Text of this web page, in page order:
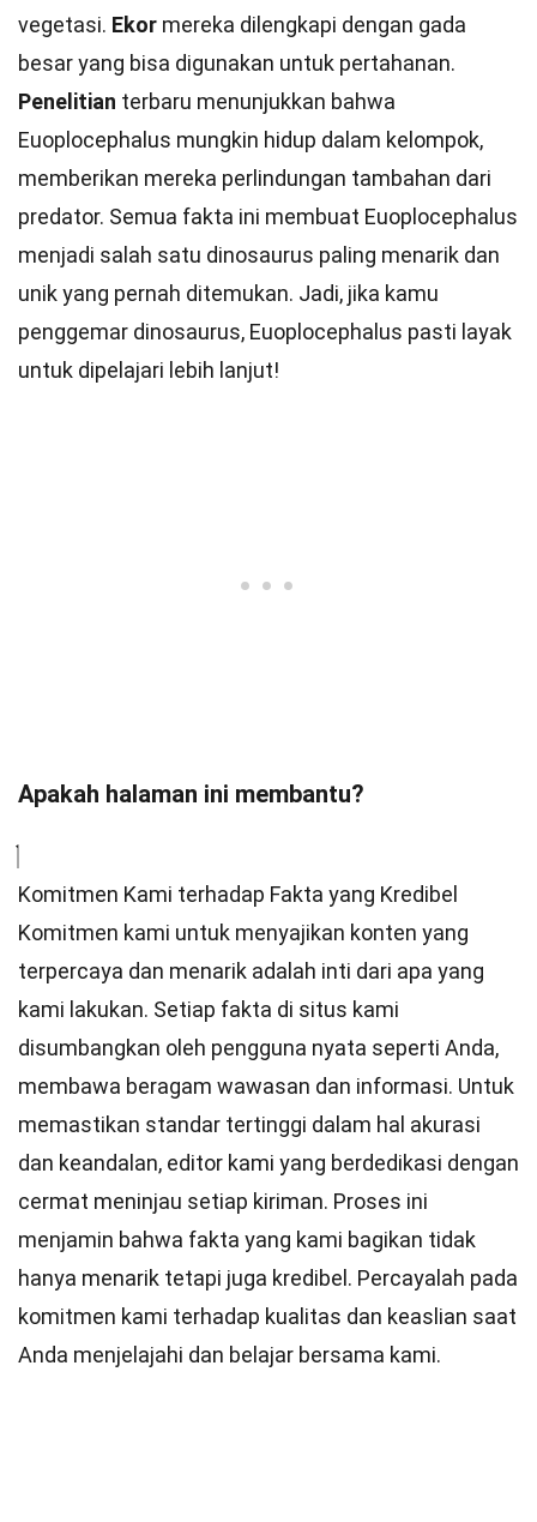
vegetasi. Ekor mereka dilengkapi dengan gada
besar yang bisa digunakan untuk pertahanan.
Penelitian terbaru menunjukkan bahwa
Euoplocephalus mungkin hidup dalam kelompok,
memberikan mereka perlindungan tambahan dari
predator. Semua fakta ini membuat Euoplocephalus
menjadi salah satu dinosaurus paling menarik dan
unik yang pernah ditemukan. Jadi, jika kamu
penggemar dinosaurus, Euoplocephalus pasti layak
untuk dipelajari lebih lanjut!
Apakah halaman ini membantu?
Komitmen Kami terhadap Fakta yang Kredibel
Komitmen kami untuk menyajikan konten yang
terpercaya dan menarik adalah inti dari apa yang
kami lakukan. Setiap fakta di situs kami
disumbangkan oleh pengguna nyata seperti Anda,
membawa beragam wawasan dan informasi. Untuk
memastikan standar tertinggi dalam hal akurasi
dan keandalan, editor kami yang berdedikasi dengan
cermat meninjau setiap kiriman. Proses ini
menjamin bahwa fakta yang kami bagikan tidak
hanya menarik tetapi juga kredibel. Percayalah pada
komitmen kami terhadap kualitas dan keaslian saat
Anda menjelajahi dan belajar bersama kami.